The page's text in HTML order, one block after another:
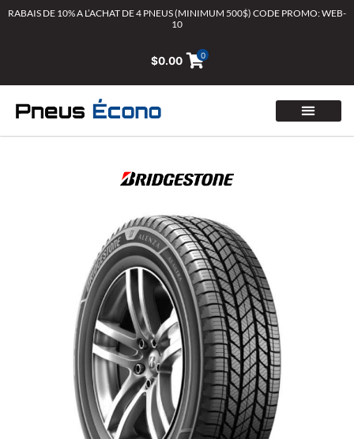
AllerRABAIS DE 10% A L’ACHAT DE 4 PNEUS (MINIMUM 500$) CODE PROMO: WEB-
10
$0.00 0